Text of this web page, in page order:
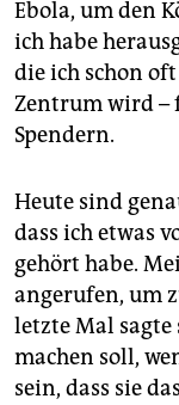
Ebola, um den
ich habe
die ich schon oft
Zentrum wird –
Spendern.
Heute sind
dass ich etwas
gehört habe.
angerufen, um
letzte Mal sagte
machen soll,
sein, dass sie